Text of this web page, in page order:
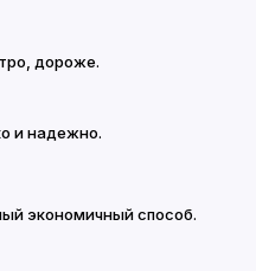
дороже.
и надежно.
экономичный способ.